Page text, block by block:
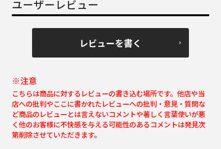
ユーザーレビュー
レビューを書く
※注意
こちらは商品に対するレビューの書き込む場所です。他店や当
店への批判やここに書かれたレビューへの批判・意見・質問な
ど商品のレビューとは言えないコメントや著しく言葉使いが悪
く他のお客様に不快感を与える可能性のあるコメントは発見次
第削除させていただきます。